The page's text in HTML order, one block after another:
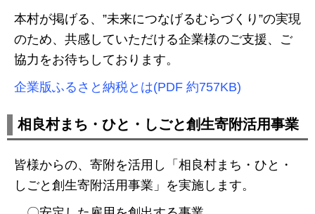
本村が掲げる、”未来につなげるむらづくり”の実現
のため、共感していただける企業様のご支援、ご
協力をお待ちしております。
企業版ふるさと納税とは(PDF 約757KB)
相良村まち・ひと・しごと創生寄附活用事業
皆様からの、寄附を活用し「相良村まち・ひと・
しごと創生寄附活用事業」を実施します。